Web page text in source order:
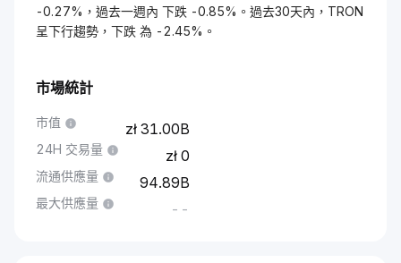
-0.27%，過去一週內 下跌 -0.85%。過去30天內，TRON
呈下行趨勢，下跌 為 -2.45%。
市場統計
市值 31.00B
24H 交易量 0
流通供應量 94.89B
最大供應量 --